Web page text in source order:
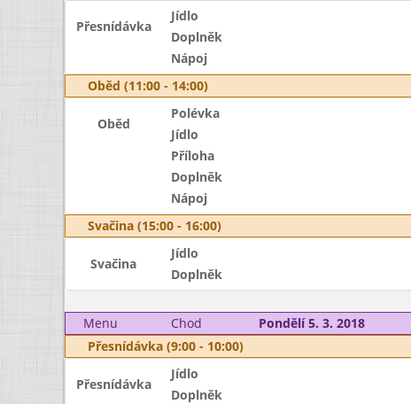
Přesnídávka
Jídlo
Doplněk
Nápoj
Oběd (11:00 - 14:00)
Oběd
Polévka
Jídlo
Příloha
Doplněk
Nápoj
Svačina (15:00 - 16:00)
Svačina
Jídlo
Doplněk
Menu
Chod Pondělí 5. 3. 2018
Přesnídávka (9:00 - 10:00)
Přesnídávka
Jídlo
Doplněk